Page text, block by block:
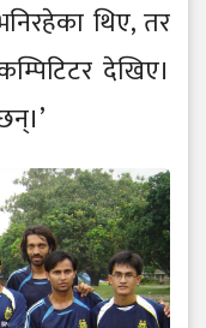
थिए, तर
देखिए।